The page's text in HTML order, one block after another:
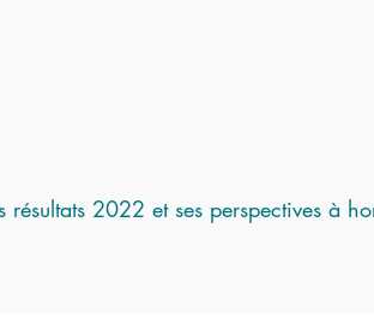
résultats 2022 et ses perspectives à